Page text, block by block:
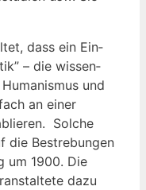
dass ein Ein­
– die wis­sen­
und
an einer
Sol­che
die Bestre­bun­gen
um 1900. Die
dazu